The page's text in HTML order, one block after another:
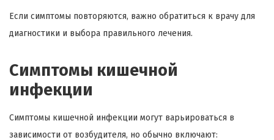
Если симптомы повторяются, важно обратиться к врачу для
диагностики и выбора правильного лечения.
Симптомы кишечной
инфекции
Симптомы кишечной инфекции могут варьироваться в
зависимости от возбудителя, но обычно включают: